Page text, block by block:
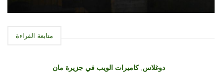
متابعة القراءة
دوغلاس ,كاميرات الويب في جزيرة مان